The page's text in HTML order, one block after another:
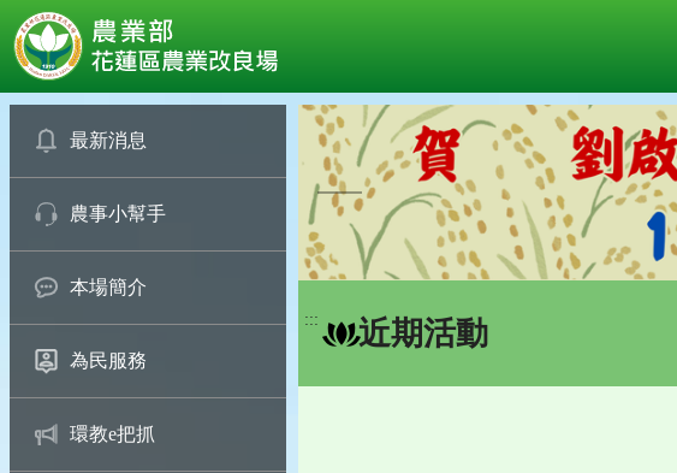
最新消息
農事小幫手
本場簡介
為民服務
環教e把抓
::: 近期活動